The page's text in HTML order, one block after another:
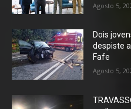
Agosto 5,
Dois
despiste
Fafe
Agosto 5,